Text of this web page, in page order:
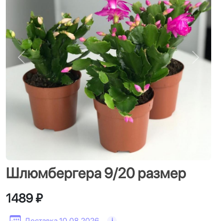
Назад
Шлюмбергера 9/20 размер
1489 ₽